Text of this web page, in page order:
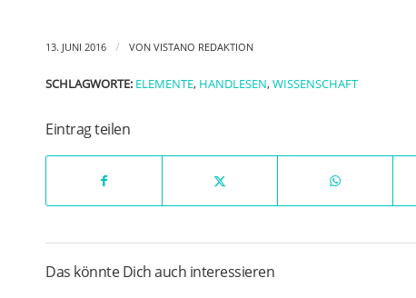
13. JUNI 2016 / VON VISTANO REDAKTION
SCHLAGWORTE: ELEMENTE, HANDLESEN,WISSENSCHAFT
Eintrag teilen
Das könnte Dich auch interessieren